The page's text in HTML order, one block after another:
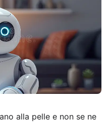
alla pelle e non se ne